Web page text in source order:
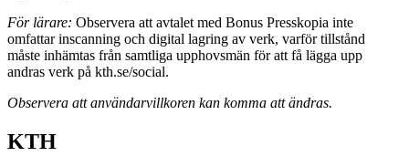
För lärare: Observera att avtalet med Bonus Presskopia inte
omfattar inscanning och digital lagring av verk, varför tillstånd
måste inhämtas från samtliga upphovsmän för att få lägga upp
andras verk på kth.se/social.
Observera att användarvillkoren kan komma att ändras.
KTH